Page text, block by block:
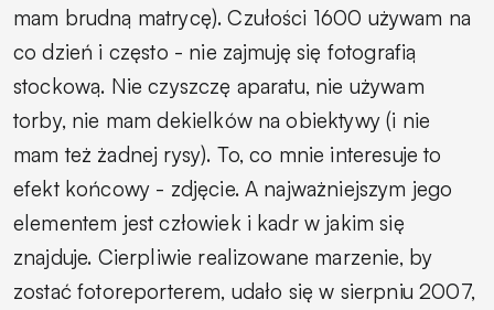
mam brudną matrycę). Czułości 1600 używam na
co dzień i często - nie zajmuję się fotografią
stockową. Nie czyszczę aparatu, nie używam
torby, nie mam dekielków na obiektywy (i nie
mam też żadnej rysy). To, co mnie interesuje to
efekt końcowy - zdjęcie. A najważniejszym jego
elementem jest człowiek i kadr w jakim się
znajduje. Cierpliwie realizowane marzenie, by
zostać fotoreporterem, udało się w sierpniu 2007,